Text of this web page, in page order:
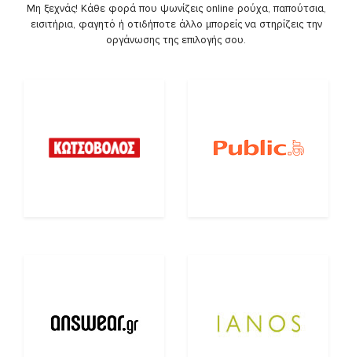
Μη ξεχνάς! Κάθε φορά που ψωνίζεις online ρούχα, παπούτσια,
εισιτήρια, φαγητό ή οτιδήποτε άλλο μπορείς να στηρίζεις την
οργάνωσης της επιλογής σου.